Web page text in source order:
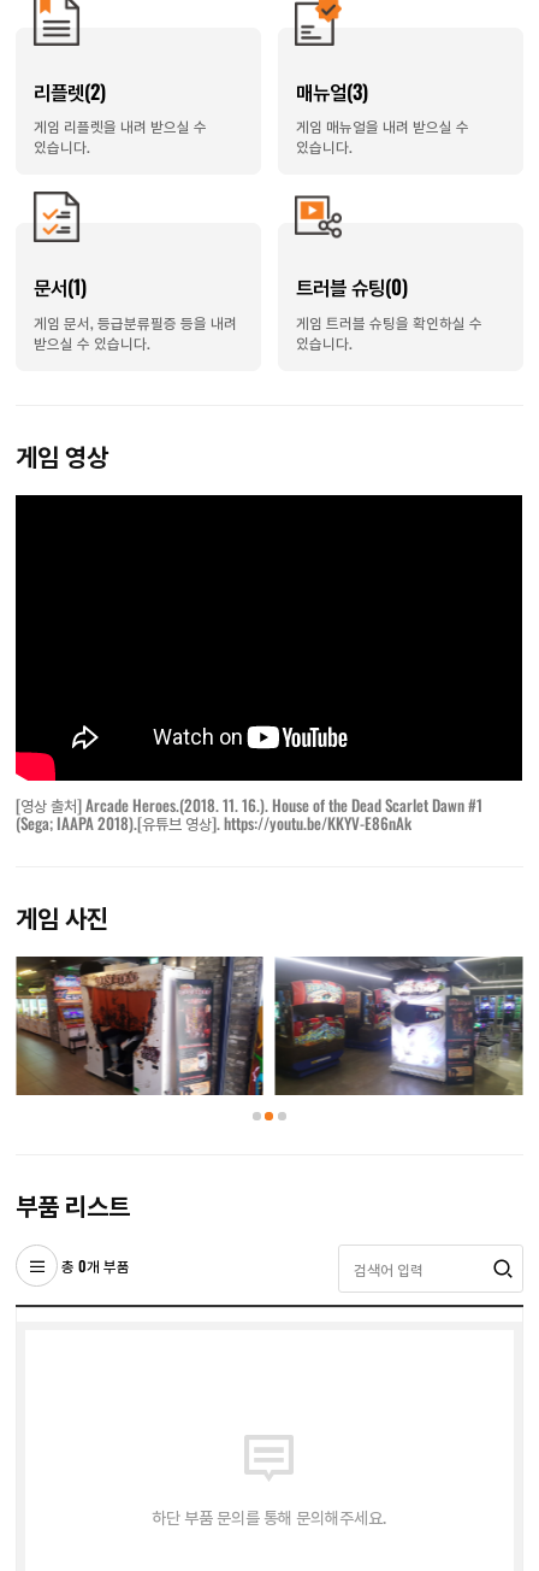
리플렛(2)
게임 리플렛을 내려 받으실 수
있습니다.
매뉴얼(3)
게임 매뉴얼을 내려 받으실 수
있습니다.
문서(1)
게임 문서, 등급분류필증 등을 내려
받으실 수 있습니다.
트러블 슈팅(0)
게임 트러블 슈팅을 확인하실 수
있습니다.
게임 영상
[영상 출처]Arcade Heroes.(2018. 11. 16.). House of the Dead Scarlet Dawn #1
(Sega; IAAPA 2018).[유튜브 영상].https://youtu.be/KKYV-E86nAk
게임 사진
부품 리스트
총 0개 부품
하단 부품 문의를 통해 문의해주세요.